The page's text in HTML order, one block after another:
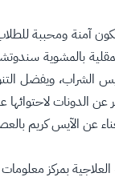
ومحببة
بالمشوية
ويفضل
الدونات
الآيس كريم
بمركز